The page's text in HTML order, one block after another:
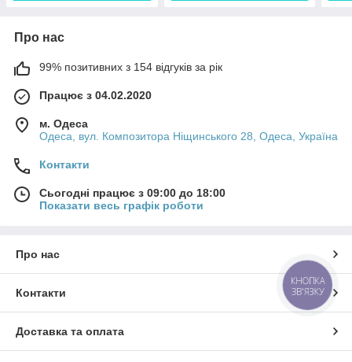
Про нас
99% позитивних з 154 відгуків за рік
Працює з 04.02.2020
м. Одеса
Одеса, вул. Композитора Ніщинського 28, Одеса, Україна
Контакти
Сьогодні працює з 09:00 до 18:00
Показати весь графік роботи
Про нас
Контакти
Доставка та оплата
КНОПКА
ЗВ'ЯЗКУ